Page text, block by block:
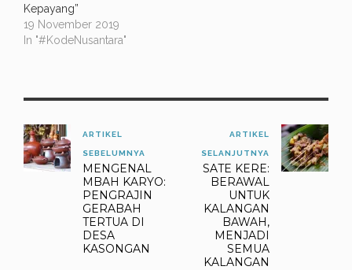
Kepayang”
19 November 2019
In "#KodeNusantara"
ARTIKEL
SEBELUMNYA
MENGENAL
MBAH KARYO:
PENGRAJIN
GERABAH
TERTUA DI
DESA
KASONGAN
ARTIKEL
SELANJUTNYA
SATE KERE:
BERAWAL
UNTUK
KALANGAN
BAWAH,
MENJADI
SEMUA
KALANGAN